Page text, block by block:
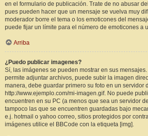
en el formulario de publicación. Trate de no abusar
pues pueden hacer que un mensaje se vuelva muy
moderador borre el tema o los emoticones del
puede fijar un límite para el número de emoticones a
Arriba
¿Puedo publicar imagenes?
Sí, las imágenes se pueden mostrar en sus
permite adjuntar archivos, puede subir la imagen
manera, debe guardar primero su foto en un servidor
http://www.ejemplo.com/mi-imagen.gif. No puede
encuentren en su PC (a menos que sea un servidor
tampoco las que se encuentren guardadas bajo
e.j. hotmail o yahoo correo, sitios protegidos por
imágenes utilice el BBCode con la etiqueta [img].